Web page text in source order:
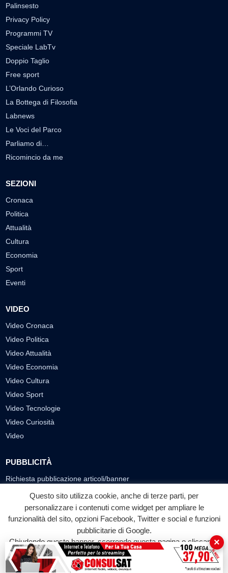
Palinsesto
Privacy Policy
Programmi TV
Speciale LabTv
Doppio Taglio
Free sport
L’Orlando Curioso
La Bottega di Filosofia
Labnews
Le Voci del Parco
Parliamo di…
Ricomincio da me
SEZIONI
Cronaca
Politica
Attualità
Cultura
Economia
Sport
Eventi
VIDEO
Video Cronaca
Video Politica
Video Attualità
Video Economia
Video Cultura
Video Sport
Video Tecnologie
Video Curiosità
Video
PUBBLICITÀ
Richiesta pubblicazione articoli/banner
SEGUICI SUI SOCIAL
f
Facebook
◎ ▶
YouTube
© 2026 LABTV - Tutti i diritti riservati
Questo sito utilizza cookie, anche di terze parti, per
personalizzare i contenuti come widget per ampliare le
funzionalità del sito, opzioni Facebook, Twitter e social e funzioni
pubblicitarie di Google.
Chiudendo questo banner, scorrendo questa pagina o cliccando
su qualunque suo elemento acconsenti all'uso dei cookie.
Accetta
×